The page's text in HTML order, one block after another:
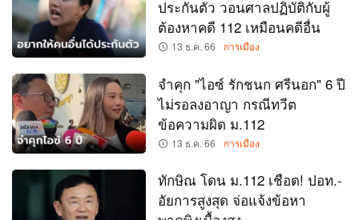
ประกันตัว วอนศาลปฏิบัติกับผู้
ต้องหาคดี 112 เหมือนคดีอื่น
13 ธ.ค. 66 การเมือง
จำคุก "ไอซ์ รักชนก ศรีนอก" 6 ปี
ไม่รอลงอาญา กรณีทวีต
ข้อความผิด ม.112
13 ธ.ค. 66 การเมือง
ทักษิณ โดน ม.112 เชือด! ปอท.-
อัยการสูงสุด จ่อแจ้งข้อหา